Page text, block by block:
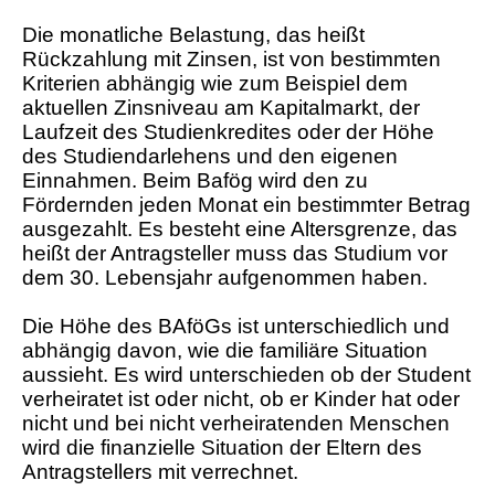
Die monatliche Belastung, das heißt
Rückzahlung mit Zinsen, ist von bestimmten
Kriterien abhängig wie zum Beispiel dem
aktuellen Zinsniveau am Kapitalmarkt, der
Laufzeit des Studienkredites oder der Höhe
des Studiendarlehens und den eigenen
Einnahmen. Beim Bafög wird den zu
Fördernden jeden Monat ein bestimmter Betrag
ausgezahlt. Es besteht eine Altersgrenze, das
heißt der Antragsteller muss das Studium vor
dem 30. Lebensjahr aufgenommen haben.
Die Höhe des BAföGs ist unterschiedlich und
abhängig davon, wie die familiäre Situation
aussieht. Es wird unterschieden ob der Student
verheiratet ist oder nicht, ob er Kinder hat oder
nicht und bei nicht verheiratenden Menschen
wird die finanzielle Situation der Eltern des
Antragstellers mit verrechnet.